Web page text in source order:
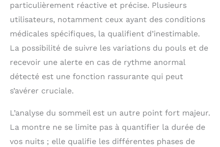
avec couverture
réseau où la
connectivité des
données est
disponible Les alertes
de mouvement vous
le corps et incluent
mouvement Boîtier de
bracelet en silicone ;
choisissez entre deux
particulièrement réactive et précise. Plusieurs
utilisateurs, notamment ceux ayant des conditions
médicales spécifiques, la qualifient d’inestimable.
La possibilité de suivre les variations du pouls et de
recevoir une alerte en cas de rythme anormal
détecté est une fonction rassurante qui peut
s’avérer cruciale.
L’analyse du sommeil est un autre point fort majeur.
La montre ne se limite pas à quantifier la durée de
vos nuits ; elle qualifie les différentes phases de